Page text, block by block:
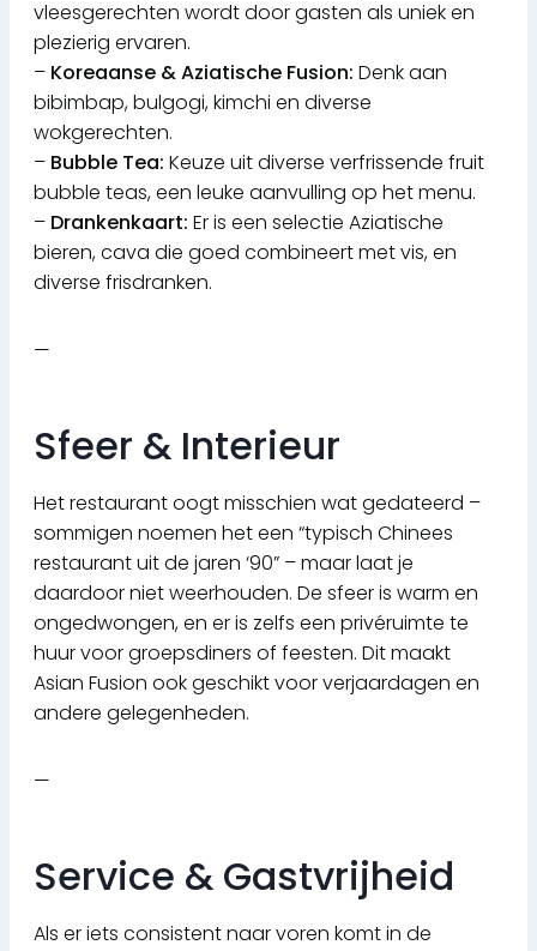
vleesgerechten wordt door gasten als uniek en
plezierig ervaren.
– Koreaanse & Aziatische Fusion: Denk aan
bibimbap, bulgogi, kimchi en diverse
wokgerechten.
– Bubble Tea: Keuze uit diverse verfrissende fruit
bubble teas, een leuke aanvulling op het menu.
– Drankenkaart: Er is een selectie Aziatische
bieren, cava die goed combineert met vis, en
diverse frisdranken.
—
Sfeer & Interieur
Het restaurant oogt misschien wat gedateerd –
sommigen noemen het een “typisch Chinees
restaurant uit de jaren ‘90” – maar laat je
daardoor niet weerhouden. De sfeer is warm en
ongedwongen, en er is zelfs een privéruimte te
huur voor groepsdiners of feesten. Dit maakt
Asian Fusion ook geschikt voor verjaardagen en
andere gelegenheden.
—
Service & Gastvrijheid
Als er iets consistent naar voren komt in de